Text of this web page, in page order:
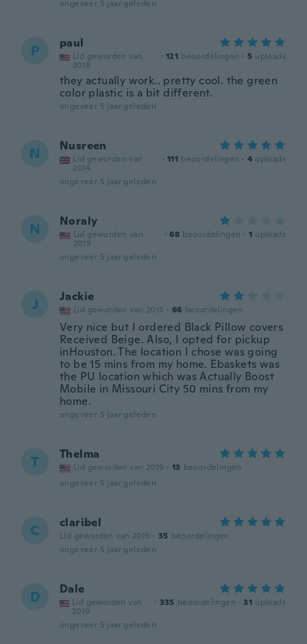
ongeveer 5 jaar geleden
P paul
Lid geworden van
2018
· 121 beoordelingen · 5 uploads
they actually work.. pretty cool. the green
color plastic is a bit different.
ongeveer 5 jaar geleden
N Nusreen
Lid geworden van
2014
· 111 beoordelingen · 4 uploads
ongeveer 5 jaar geleden
N Noraly
Lid geworden van
2019
· 68 beoordelingen · 1 uploads
ongeveer 5 jaar geleden
J Jackie
Lid geworden van 2015 · 66 beoordelingen
Very nice but I ordered Black Pillow covers
Received Beige. Also, I opted for pickup
inHouston. The location I chose was going
to be 15 mins from my home. Ebaskets was
the PU location which was Actually Boost
Mobile in Missouri City 50 mins from my
home.
ongeveer 5 jaar geleden
T Thelma
Lid geworden van 2019 · 13 beoordelingen
ongeveer 5 jaar geleden
C claribel
Lid geworden van 2015 · 35 beoordelingen
ongeveer 5 jaar geleden
D Dale
Lid geworden van
2019
· 335 beoordelingen · 31 uploads
ongeveer 5 jaar geleden